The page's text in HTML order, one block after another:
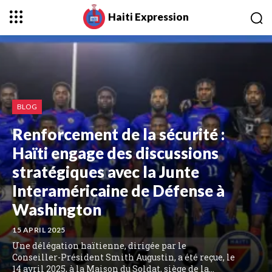
Haiti Expression
BLOG
Renforcement de la sécurité :
Haïti engage des discussions
stratégiques avec la Junte
Interaméricaine de Défense à
Washington
15 APRIL 2025
Une délégation haïtienne, dirigée par le
Conseiller-Président Smith Augustin, a été reçue, le
14 avril 2025, à la Maison du Soldat, siège de la...